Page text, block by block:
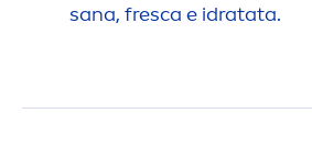
sana, fresca e idratata.